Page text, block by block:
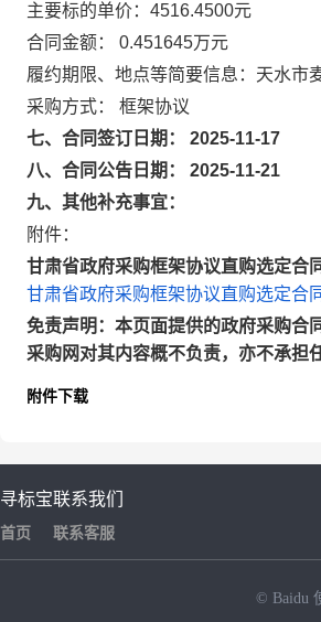
主要标的单价：4516.4500元
合同金额： 0.451645万元
履约期限、地点等简要信息：天水市
采购方式： 框架协议
七、合同签订日期： 2025-11-17
八、合同公告日期： 2025-11-21
九、其他补充事宜：
附件：
甘肃省政府采购框架协议直购选定合
甘肃省政府采购框架协议直购选定合
免责声明：本页面提供的政府采购合
采购网对其内容概不负责，亦不承担
附件下载
寻标宝
首页
联系我们
联系客服
© Baidu